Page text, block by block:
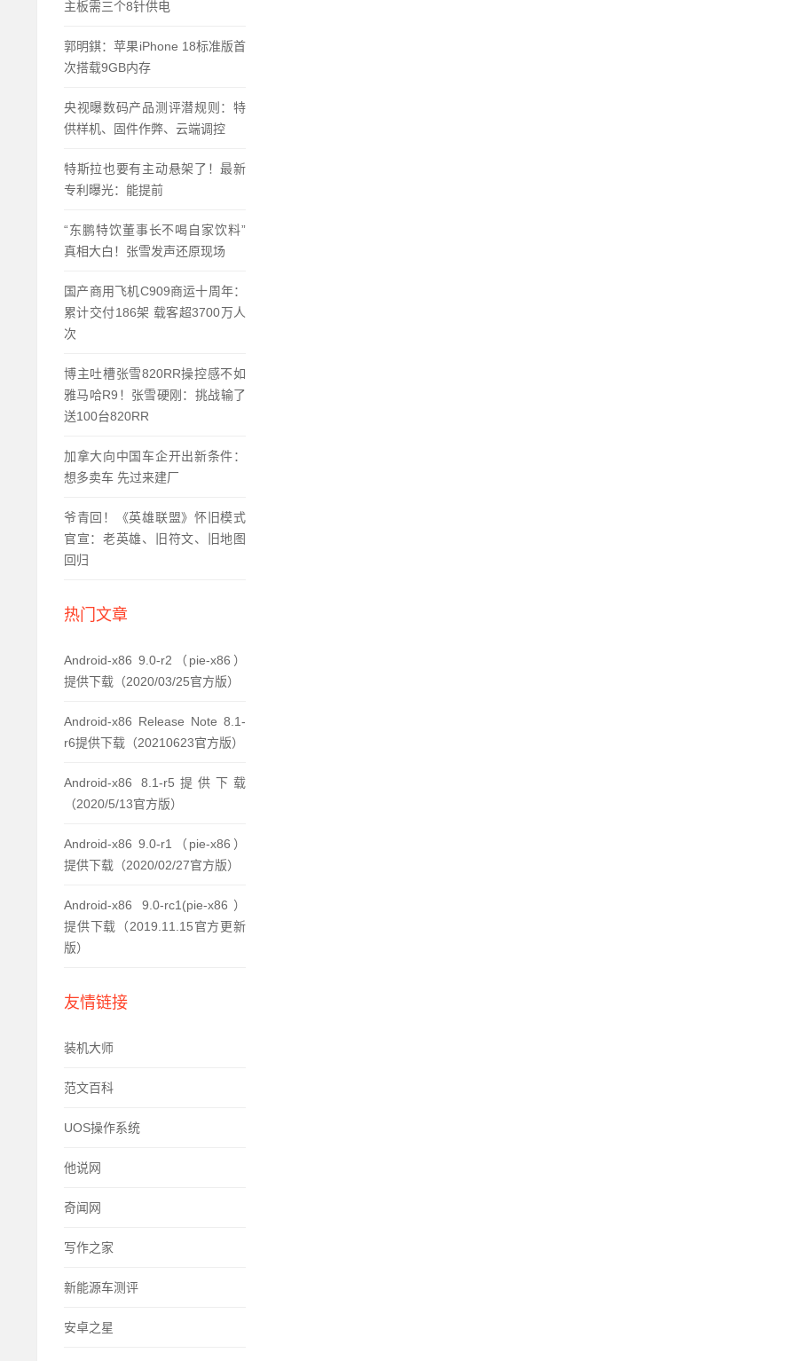
主板需三个8针供电
郭明錤：苹果iPhone 18标准版首
次搭载9GB内存
央视曝数码产品测评潜规则：特
供样机、固件作弊、云端调控
特斯拉也要有主动悬架了！最新
专利曝光：能提前
“东鹏特饮董事长不喝自家饮料”
真相大白！张雪发声还原现场
国产商用飞机C909商运十周年：
累计交付186架 载客超3700万人
次
博主吐槽张雪820RR操控感不如
雅马哈R9！张雪硬刚：挑战输了
送100台820RR
加拿大向中国车企开出新条件：
想多卖车 先过来建厂
爷青回！《英雄联盟》怀旧模式
官宣：老英雄、旧符文、旧地图
回归
热门文章
Android-x86 9.0-r2（pie-x86）
提供下载（2020/03/25官方版）
Android-x86 Release Note 8.1-
r6提供下载（20210623官方版）
Android-x86 8.1-r5提供下载
（2020/5/13官方版）
Android-x86 9.0-r1（pie-x86）
提供下载（2020/02/27官方版）
Android-x86 9.0-rc1(pie-x86）
提供下载（2019.11.15官方更新
版）
友情链接
装机大师
范文百科
UOS操作系统
他说网
奇闻网
写作之家
新能源车测评
安卓之星